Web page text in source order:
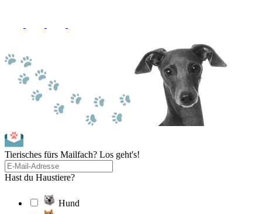
Tierisches fürs Mailfach? Los geht's!
Hast du Haustiere?
Hund